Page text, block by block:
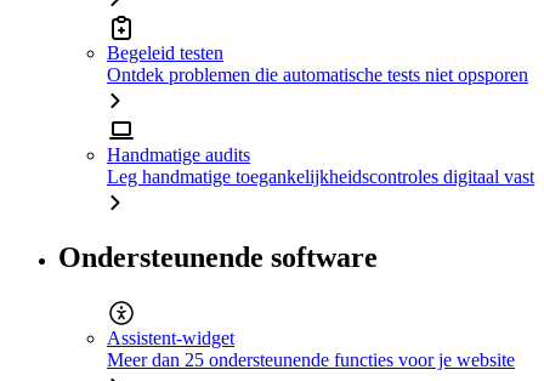
Begeleid testen
Ontdek problemen die automatische tests niet opsporen
Handmatige audits
Leg handmatige toegankelijkheidscontroles digitaal vast
Ondersteunende software
Assistent-widget
Meer dan 25 ondersteunende functies voor je website